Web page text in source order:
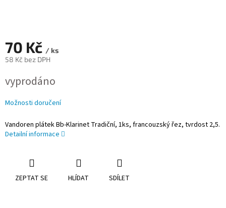
70 Kč / ks
58 Kč bez DPH
cena:
vyprodáno
Možnosti doručení
Vandoren plátek Bb-Klarinet Tradiční, 1ks, francouzský řez, tvrdost 2,5.
Detailní informace
ZEPTAT SE HLÍDAT SDÍLET